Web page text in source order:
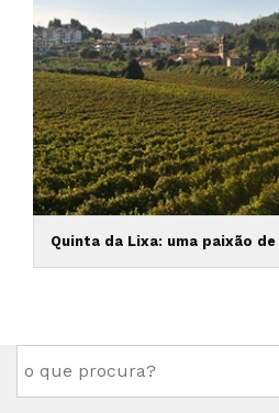
Quinta da Lixa: uma paixão